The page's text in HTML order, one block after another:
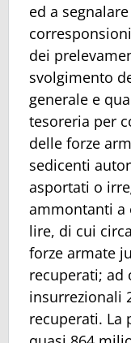
ed a
dei
svolgimento
generale e
tesoreria per
delle forze
sedicenti
asportati o
ammontanti a
lire, di cui
forze armate
recuperati; ad
insurrezionali
recuperati. La